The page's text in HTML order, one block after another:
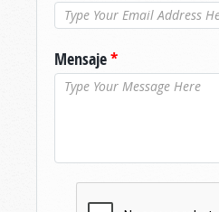
Mensaje*